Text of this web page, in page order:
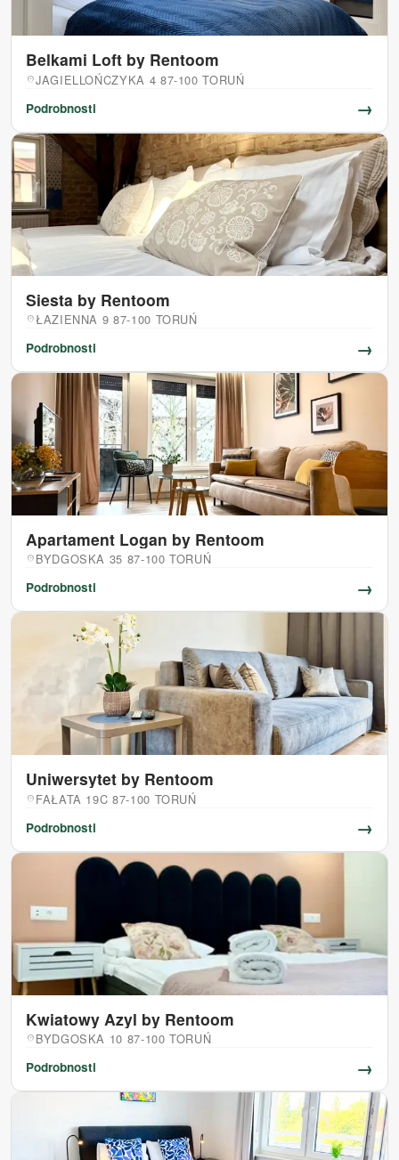
Belkami Loft by Rentoom
location_onJAGIELLOŃCZYKA 4 87-100 TORUŃ
Podrobnosti
→
Siesta by Rentoom
location_onŁAZIENNA 9 87-100 TORUŃ
Podrobnosti
→
Apartament Logan by Rentoom
location_on BYDGOSKA 35 87-100 TORUŃ
Podrobnosti
→
Uniwersytet by Rentoom
location_on FAŁATA 19C 87-100 TORUŃ
Podrobnosti
→
Kwiatowy Azyl by Rentoom
location_on BYDGOSKA 10 87-100 TORUŃ
Podrobnosti
→